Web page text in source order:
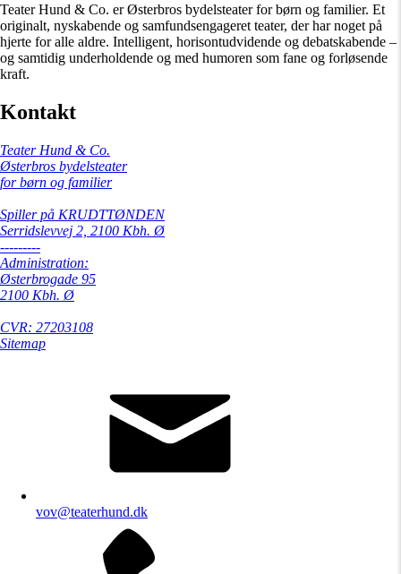
Teater Hund & Co. er Østerbros bydelsteater for børn og familier. Et
originalt, nyskabende og samfundsengageret teater, der har noget på
hjerte for alle aldre. Intelligent, horisontudvidende og debatskabende –
og samtidig underholdende og med humoren som fane og forløsende
kraft.
Kontakt
Teater Hund & Co.
Østerbros bydelsteater
for børn og familier
Spiller på KRUDTTØNDEN
Serridslevvej 2, 2100 Kbh. Ø
---------
Administration:
Østerbrogade 95
2100 Kbh. Ø
CVR: 27203108
Sitemap
vov@teaterhund.dk